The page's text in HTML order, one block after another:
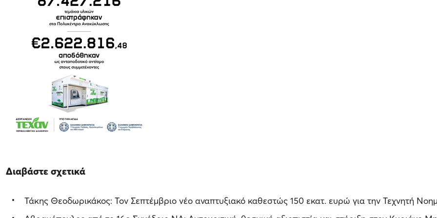
Διαβάστε σχετικά
Τάκης Θεοδωρικάκος: Τον Σεπτέμβριο νέο αναπτυξιακό καθεστώς 150 εκατ. ευρώ για την Τεχνητή